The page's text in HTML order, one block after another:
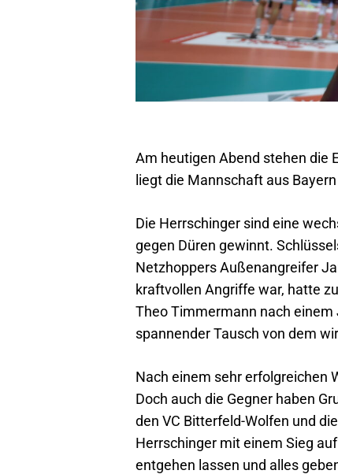
Am heutigen Abend stehen die
liegt die Mannschaft aus
Die Herrschinger sind eine
gegen Düren gewinnt.
Netzhoppers Außenangreifer
kraftvollen Angriffe war, hatte
Theo Timmermann nach einem
spannender Tausch von dem
Nach einem sehr erfolgreichen
Doch auch die Gegner haben
den VC Bitterfeld-Wolfen und
Herrschinger mit einem Sieg
entgehen lassen und alles